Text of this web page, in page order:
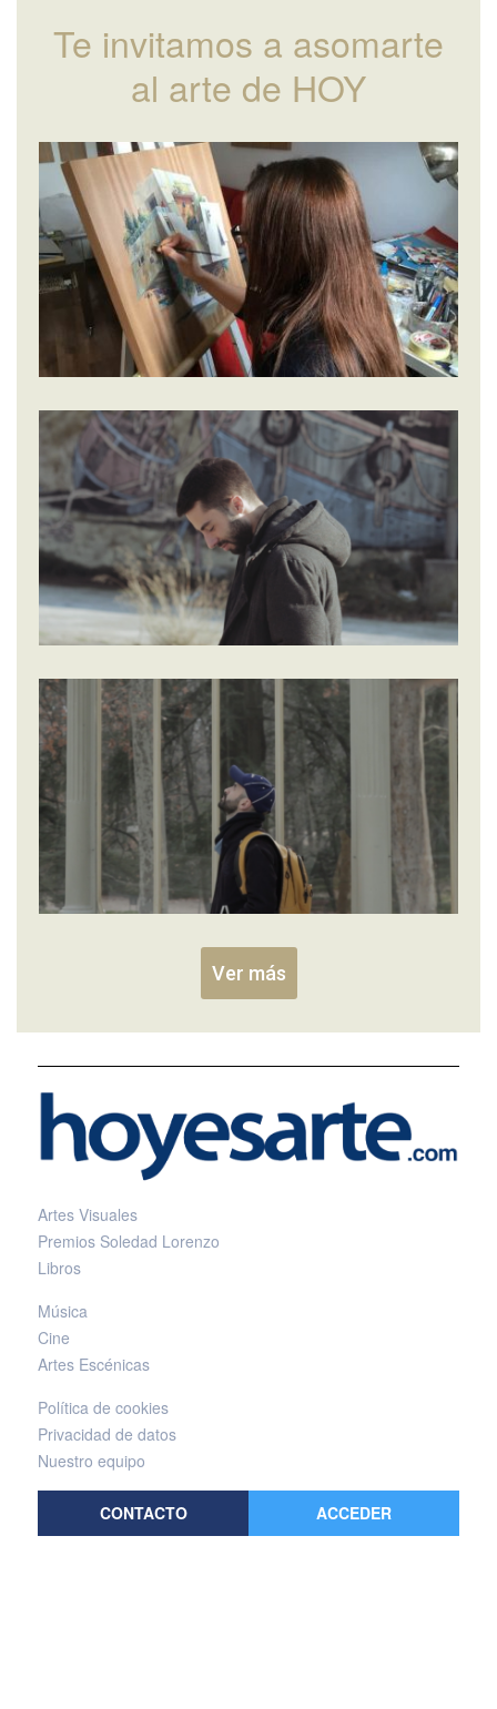
Te invitamos a asomarte
al arte de HOY
Ver más
Artes Visuales
Premios Soledad Lorenzo
Libros
Música
Cine
Artes Escénicas
Política de cookies
Privacidad de datos
Nuestro equipo
CONTACTO ACCEDER